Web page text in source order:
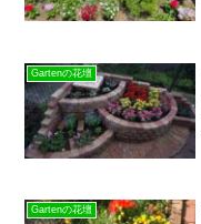
Gartenの花壇
Gartenの花壇